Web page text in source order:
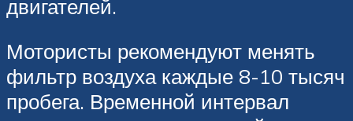
двигателей.
Мотористы рекомендуют менять
фильтр воздуха каждые 8-10 тысяч
пробега. Временной интервал